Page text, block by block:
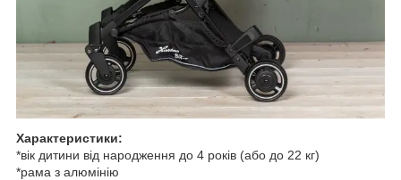
Характеристики:
*вік дитини від народження до 4 років (або до 22 кг)
*рама з алюмінію